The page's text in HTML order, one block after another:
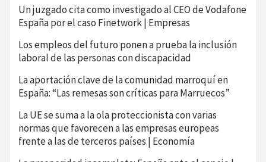
Un juzgado cita como investigado al CEO de Vodafone
España por el caso Finetwork | Empresas
Los empleos del futuro ponen a prueba la inclusión
laboral de las personas con discapacidad
La aportación clave de la comunidad marroquí en
España: “Las remesas son críticas para Marruecos”
La UE se suma a la ola proteccionista con varias
normas que favorecen a las empresas europeas
frente a las de terceros países | Economía